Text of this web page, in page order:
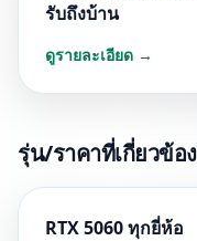
รับถึงบ้าน
ดูรายละเอียด →
รุ่น/ราคาที่เกี่ยวข้อง
RTX 5060 ทุกยี่ห้อ